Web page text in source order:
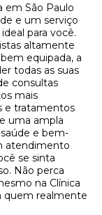
em São Paulo
e um serviço
para você.
altamente
equipada, a
todas as suas
consultas
mais
e tratamentos
uma ampla
e bem-
atendimento
se sinta
Não perca
na Clínica
quem realmente